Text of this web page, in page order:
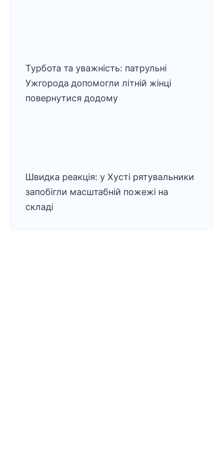
Турбота та уважність: патрульні
Ужгорода допомогли літній жінці
повернутися додому
Швидка реакція: у Хусті рятувальники
запобігли масштабній пожежі на
складі